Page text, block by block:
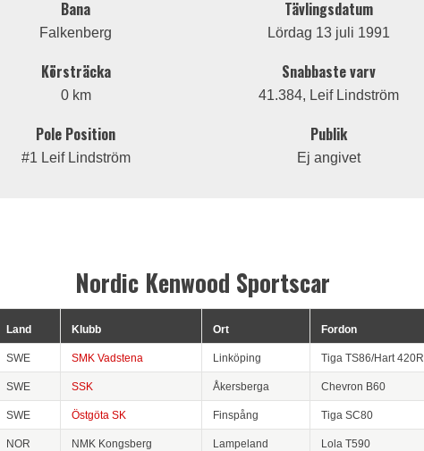
Bana
Falkenberg
Körsträcka
0 km
Pole Position
#1 Leif Lindström
Tävlingsdatum
Lördag 13 juli 1991
Snabbaste varv
41.384, Leif Lindström
Publik
Ej angivet
Nordic Kenwood Sportscar
Land Klubb Ort Fordon
SWE SMK Vadstena Linköping Tiga TS86/Hart 420R
SWE SSK Åkersberga Chevron B60
SWE Östgöta SK Finspång Tiga SC80
NOR NMK Kongsberg Lampeland Lola T590